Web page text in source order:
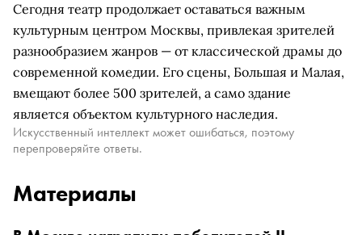
Сегодня театр продолжает оставаться важным
культурным центром Москвы, привлекая зрителей
разнообразием жанров — от классической драмы до
современной комедии. Его сцены, Большая и Малая,
вмещают более 500 зрителей, а само здание
является объектом культурного наследия.
Искусственный интеллект может ошибаться, поэтому
перепроверяйте ответы.
Материалы